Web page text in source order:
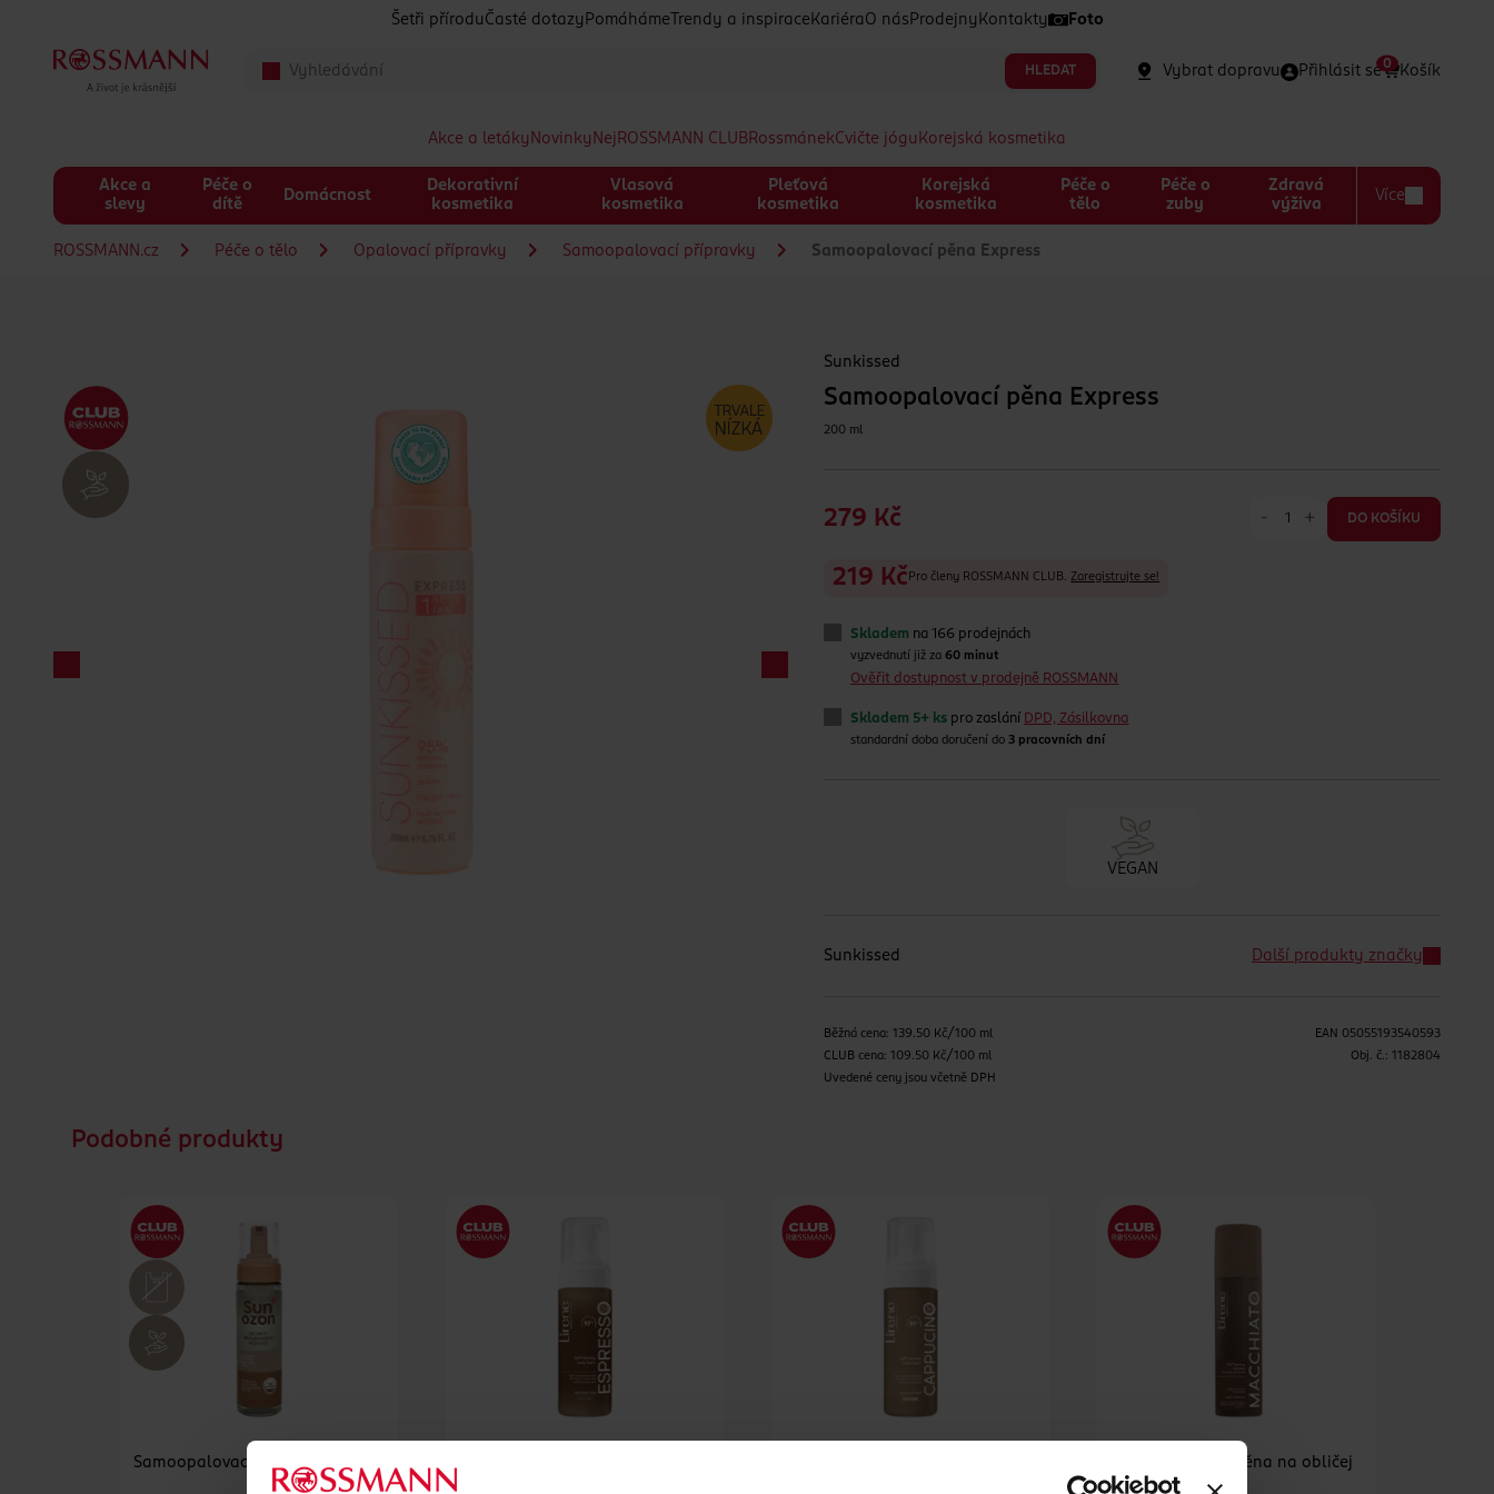
Šetři přírodu Časté dotazy Pomáháme Trendy a inspirace Kariéra O nás Prodejny Kontakty Foto
HLEDAT Vybrat dopravu Přihlásit se Košík
0
Akce a letáky Novinky Nej ROSSMANN CLUBRossmánekCvičte jógu Korejská kosmetika
Akce a
slevy
Péče o
dítě
Domácnost
Dekorativní
kosmetika
Vlasová
kosmetika
Pleťová
kosmetika
Korejská
kosmetika
Péče o
tělo
Péče o
zuby
Zdravá
výživa
Více
ROSSMANN.cz Péče o tělo Opalovací přípravky Samoopalovací přípravky Samoopalovací pěna Express
Sunkissed
Samoopalovací pěna Express
200 ml
279 Kč - + DO KOŠÍKU
219 Kč Pro členy ROSSMANN CLUB. Zaregistrujte se!
Skladem na 166 prodejnách
vyzvednutí již za60 minut
Ověřit dostupnost v prodejně ROSSMANN
Skladem 5+ ks pro zaslání DPD, Zásilkovna
standardní doba doručení do 3 pracovních dní
VEGAN
Sunkissed Další produkty značky
Běžná cena: 139.50 Kč/100 ml
CLUB cena: 109.50 Kč/100 ml
Uvedené ceny jsou včetně DPH
EAN 05055193540593
Obj. č.: 1182804
Podobné produkty
Samoopalovací pěna
Samoopalovací pěna na obličej